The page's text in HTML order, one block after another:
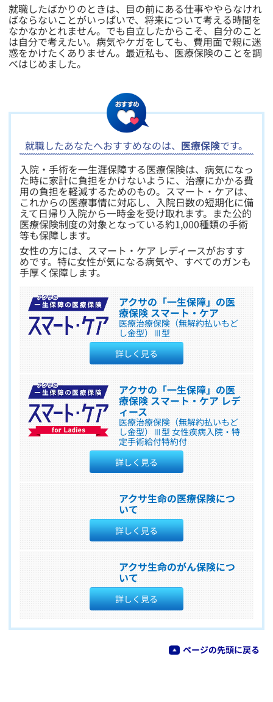
​就職したばかりのときは、目の前にある仕事ややらなけれ
ばならないことがいっぱいで、将来について考える時間を
なかなかとれません。でも自立したからこそ、自分のこと
は自分で考えたい。病気やケガをしても、費用面で親に迷
惑をかけたくありません。最近私も、医療保険のことを調
べはじめました。
​就職したあなたへおすすめなのは、 医療保険です。
​入院・手術を一生涯保障する医療保険は、病気になっ
た時に家計に負担をかけないように、治療にかかる費
用の負担を軽減するためのもの。スマート・ケアは、
これからの医療事情に対応し、入院日数の短期化に備
えて日帰り入院から一時金を受け取れます。また公的
医療保険制度の対象となっている約1,000種類の手術
等も保障します。
女性の方には、スマート・ケア レディースがおすす
めです。特に女性が気になる病気や、すべてのガンも
手厚く保障します。
アクサの「一生保障」の医
療保険 スマート・ケア
医療治療保険（無解約払いもど
し金型）Ⅲ型
詳しく見る
アクサの「一生保障」の医
療保険 スマート・ケア レデ
ィース
医療治療保険（無解約払いもど
し金型）Ⅲ型 女性疾病入院・特
定手術給付特約付
詳しく見る
アクサ生命の医療保険につ
いて
詳しく見る
アクサ生命のがん保険につ
いて
詳しく見る
ページの先頭に戻る